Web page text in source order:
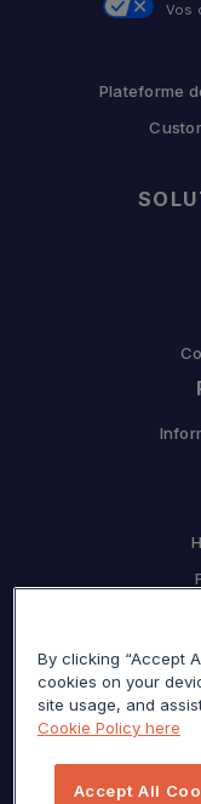
Plateforme
Vos
By clicking “Accept
cookies on your
site usage, and
Cookie Policy here
Accept All